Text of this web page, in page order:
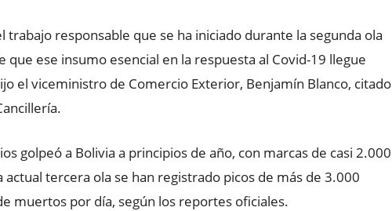
trabajo responsable que se ha iniciado durante la segunda ola
que ese insumo esencial en la respuesta al Covid-19 llegue
el viceministro de Comercio Exterior, Benjamín Blanco, citado
golpeó a Bolivia a principios de año, con marcas de casi 2.000
actual tercera ola se han registrado picos de más de 3.000
muertos por día, según los reportes oficiales.